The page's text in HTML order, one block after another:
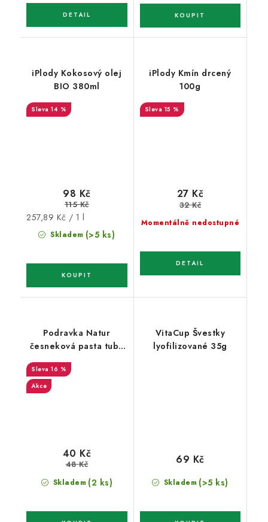
iPlody Kokosový olej
BIO 380ml
14 %
Skladem (>5 ks)
98 Kč
115 Kč
Měrná
cena:
257,89 Kč / 1 l
iPlody Kmín drcený
100g
15 %
Momentálně nedostupné
27 Kč
32 Kč
Podravka Natur
česneková pasta tuba
90 g
16 %
Akce
Skladem (2 ks)
40 Kč
48 Kč
VitaCup Švestky
lyofilizované 35g
Skladem (>5 ks)
69 Kč